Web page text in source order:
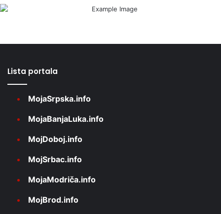
Lista portala
MojaSrpska.info
MojaBanjaLuka.info
MojDoboj.info
MojSrbac.info
MojaModriča.info
MojBrod.info